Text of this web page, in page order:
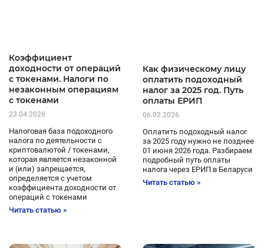
Коэффициент
доходности от операций
с токенами. Налоги по
незаконным операциям
с токенами
23.04.2026
Налоговая база подоходного
налога по деятельности с
криптовалютой / токенами,
которая является незаконной
и (или) запрещается,
определяется с учетом
коэффициента доходности от
операций с токенами
Читать статью »
Как физическому лицу
оплатить подоходный
налог за 2025 год. Путь
оплаты ЕРИП
06.02.2026
Оплатить подоходный налог
за 2025 году нужно не позднее
01 июня 2026 года. Разбираем
подробный путь оплаты
налога через ЕРИП в Беларуси
Читать статью »